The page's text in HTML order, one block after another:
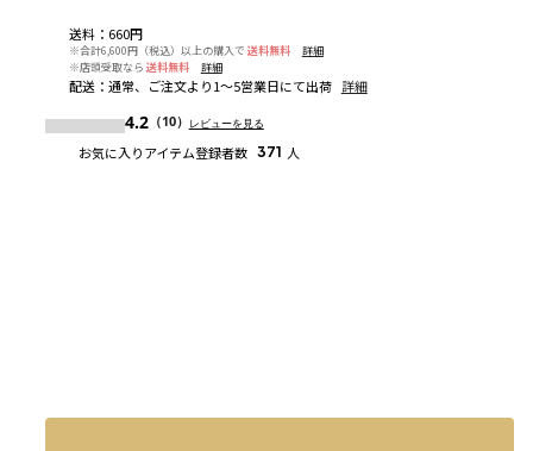
送料： 660円
※合計6,600円（税込）以上の購入で 送料無料
詳細
※店頭受取なら 送料無料 詳細
配送： 通常、ご注文より1～5営業日にて出荷 詳細
4.2（10） レビューを見る
お気に入りアイテム登録者数 371 人